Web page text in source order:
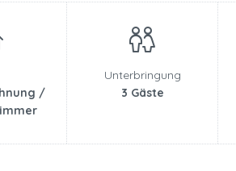
/
Unterbringung
3 Gäste